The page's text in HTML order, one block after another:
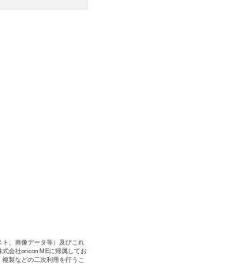
、画像データ等）及びこれ
会社oricon MEに帰属してお
製などの二次利用を行うこ